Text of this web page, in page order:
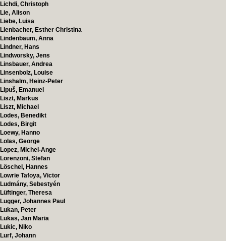
Lichdi, Christoph
Lie, Alison
Liebe, Luisa
Lienbacher, Esther Christina
Lindenbaum, Anna
Lindner, Hans
Lindworsky, Jens
Linsbauer, Andrea
Linsenbolz, Louise
Linshalm, Heinz-Peter
Lipuš, Emanuel
Liszt, Markus
Liszt, Michael
Lodes, Benedikt
Lodes, Birgit
Loewy, Hanno
Lolas, George
Lopez, Michel-Ange
Lorenzoni, Stefan
Löschel, Hannes
Lowrie Tafoya, Victor
Ludmány, Sebestyén
Lüftinger, Theresa
Lugger, Johannes Paul
Lukan, Peter
Lukas, Jan Maria
Lukic, Niko
Lurf, Johann